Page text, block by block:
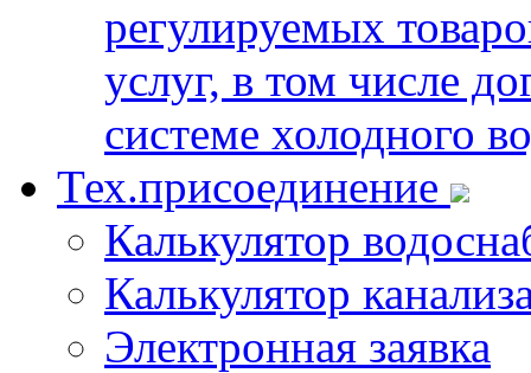
регулируемых
услуг, в том числе
системе холодного
Тех.присоединение
Калькулятор
Калькулятор
Электронная заявка